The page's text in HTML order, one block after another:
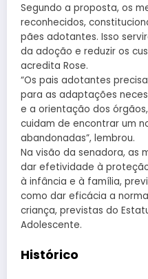
Segundo a proposta, os
reconhecidos,
pães adotantes. Isso
da adoção e reduzir os
acredita Rose.
“Os pais adotantes
para as adaptações
e a orientação dos
cuidam de encontrar um
abandonadas”, lembrou.
Na visão da senadora, as
dar efetividade à
à infância e à família,
como dar eficácia a
criança, previstas do
Adolescente.
Histórico